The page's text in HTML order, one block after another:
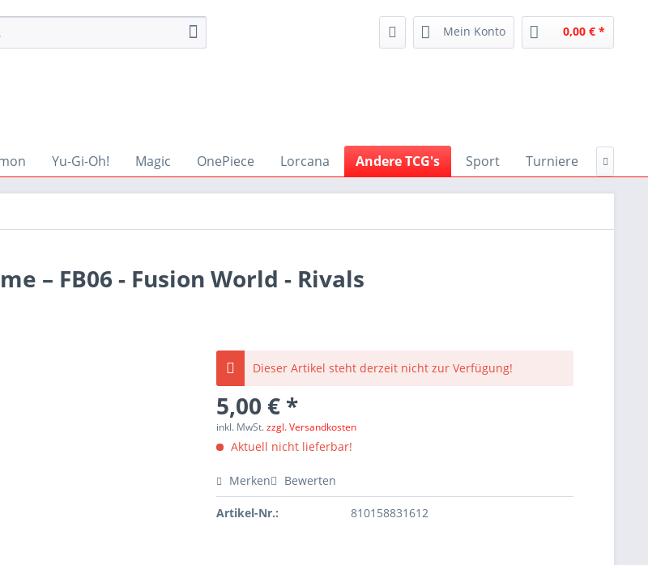
Mein Konto 0,00 € *
Yu-Gi-Oh! Magic OnePiece Lorcana Andere TCG's Sport Turniere 
– FB06 - Fusion World - Rivals
Dieser Artikel steht derzeit nicht zur Verfügung!
5,00 € *
inkl. MwSt.zzgl. Versandkosten
Aktuell nicht lieferbar!
Merken Bewerten
Artikel-Nr.: 810158831612